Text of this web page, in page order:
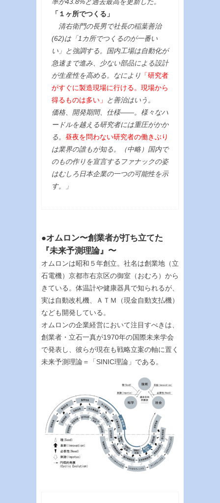
「１ヶ所でつくる」
清右衛門の長男で社長の稲葉善治
(62)は「1カ所でつくるのが一番い
い」と強調する。国内工場は自動化が
急速まで進み、少ない部品による設計
が生産性を高める。なにより 「研究者
がすぐに製造現場に行ける。現場から
得るものは多い」
と善治はいう。
価格、開発期間、仕様——。様々なハ
ードルを越える研究者には重圧がかか
る。 昼夜を問わない研究者の働きぶり
は業界の誰もが知る。（中略）国内で
のもの作りを宣言するファナックの姿
はむしろ日本企業の一つの可能性を示
す。」
●オムロン〜創業者が打ち立てた
『未来予測理論』〜
オムロンは昭和５年創立。社名は創業地（立
石電機）京都市右京区の御室（おむろ）から
きている。体温計や健康器具で知られるが、
実は自動改札機、ＡＴＭ（現金自動支払機）
なども開発している。
オムロンの企業経営において注目すべきは、
創業者・立石一真が1970年の国際未来学会
で発表し、彼らが現在も戦略立案の軸に置く
未来予測理論＝「SINIC理論」である。